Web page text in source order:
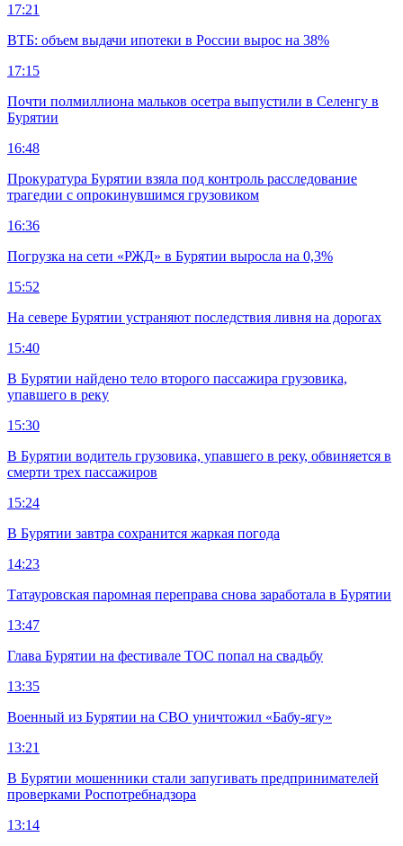
17:21
ВТБ: объем выдачи ипотеки в России вырос на 38%
17:15
Почти полмиллиона мальков осетра выпустили в Селенгу в
Бурятии
16:48
Прокуратура Бурятии взяла под контроль расследование
трагедии с опрокинувшимся грузовиком
16:36
Погрузка на сети «РЖД» в Бурятии выросла на 0,3%
15:52
На севере Бурятии устраняют последствия ливня на дорогах
15:40
В Бурятии найдено тело второго пассажира грузовика,
упавшего в реку
15:30
В Бурятии водитель грузовика, упавшего в реку, обвиняется в
смерти трех пассажиров
15:24
В Бурятии завтра сохранится жаркая погода
14:23
Татауровская паромная переправа снова заработала в Бурятии
13:47
Глава Бурятии на фестивале ТОС попал на свадьбу
13:35
Военный из Бурятии на СВО уничтожил «Бабу-ягу»
13:21
В Бурятии мошенники стали запугивать предпринимателей
проверками Роспотребнадзора
13:14